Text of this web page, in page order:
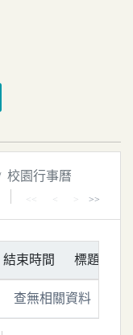
校園行事曆
<< < > >>
結束時間 標題
查無相關資料